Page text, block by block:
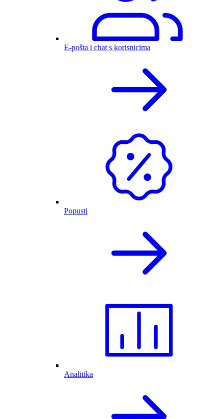
E-pošta i chat s korisnicima
Popusti
Analitika